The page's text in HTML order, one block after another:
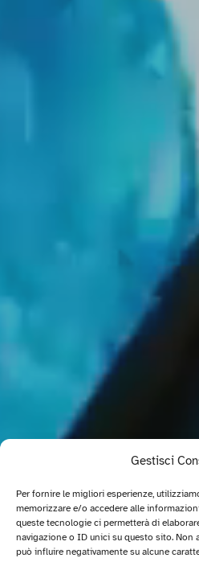
Gestisci
Per fornire le migliori esperienze,
memorizzare e/o accedere alle
queste tecnologie ci permetterà di
navigazione o ID unici su questo sito. Non
può influire negativamente su alcune